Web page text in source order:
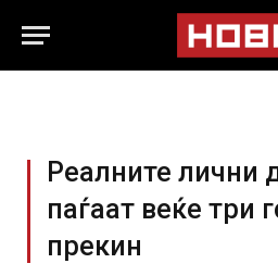
Реалните лични
паѓаат веќе три
прекин